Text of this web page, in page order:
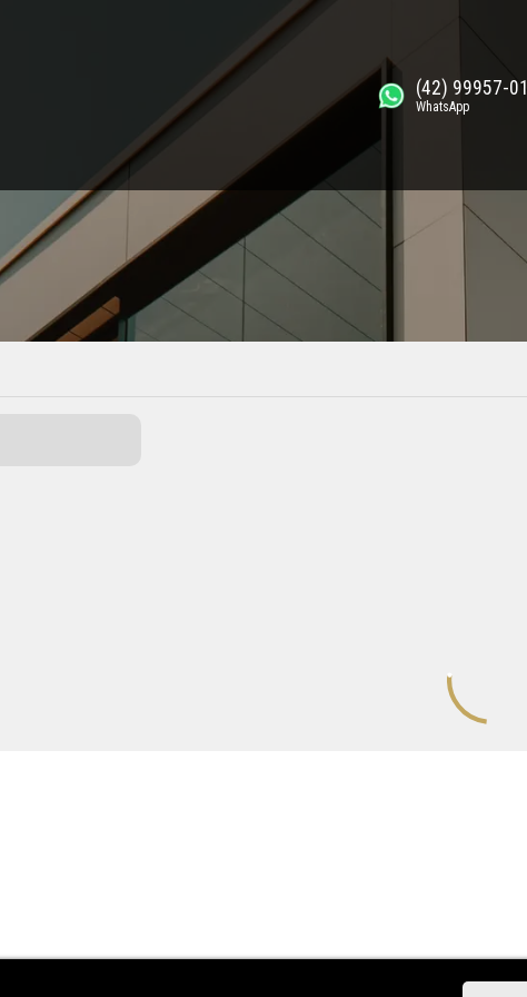
(42) 99957-
WhatsApp